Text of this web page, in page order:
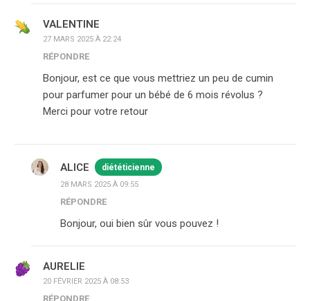
VALENTINE
27 MARS 2025 À 22:24
RÉPONDRE
Bonjour, est ce que vous mettriez un peu de cumin
pour parfumer pour un bébé de 6 mois révolus ?
Merci pour votre retour
ALICE diététicienne
28 MARS 2025 À 09:55
RÉPONDRE
Bonjour, oui bien sûr vous pouvez !
AURELIE
20 FÉVRIER 2025 À 08:53
RÉPONDRE